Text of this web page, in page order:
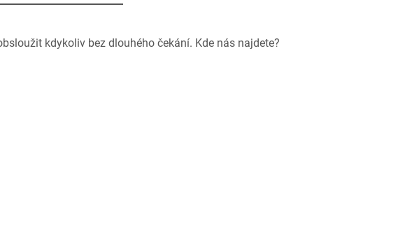
kdykoliv bez dlouhého čekání. Kde nás najdete?